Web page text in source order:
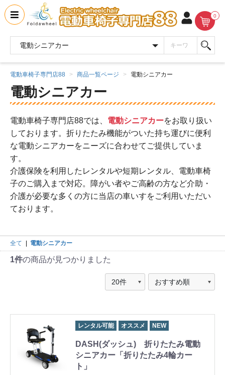
0
電動車椅子専門店88 商品一覧ページ 電動シニアカー
電動シニアカー
電動車椅子専門店88では、 電動シニアカーをお取り扱い
しております。折りたたみ機能がついた持ち運びに便利
な電動シニアカーをニーズに合わせてご提供していま
す。
介護保険を利用したレンタルや短期レンタル、電動車椅
子のご購入まで対応。障がい者やご高齢の方など介助・
介護が必要な多くの方に当店の車いすをご利用いただい
ております。
全て 電動シニアカー
1件の商品が見つかりました
レンタル可能 オススメ NEW
DASH(ダッシュ) 折りたたみ電動
シニアカー「折りたたみ4輪カー
ト」